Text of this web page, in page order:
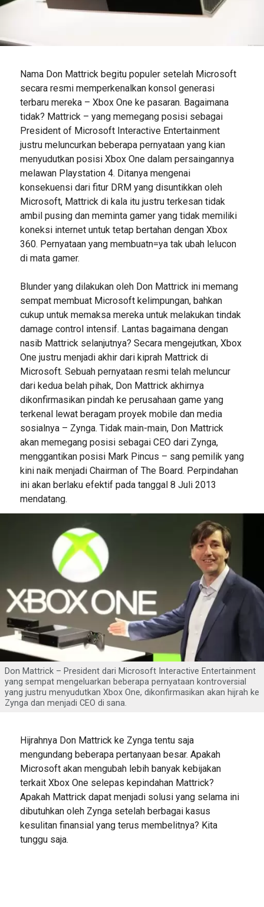
Nama Don Mattrick begitu populer setelah Microsoft
secara resmi memperkenalkan konsol generasi
terbaru mereka – Xbox One ke pasaran. Bagaimana
tidak? Mattrick – yang memegang posisi sebagai
President of Microsoft Interactive Entertainment
justru meluncurkan beberapa pernyataan yang kian
menyudutkan posisi Xbox One dalam persaingannya
melawan Playstation 4. Ditanya mengenai
konsekuensi dari fitur DRM yang disuntikkan oleh
Microsoft, Mattrick di kala itu justru terkesan tidak
ambil pusing dan meminta gamer yang tidak memiliki
koneksi internet untuk tetap bertahan dengan Xbox
360. Pernyataan yang membuatn=ya tak ubah lelucon
di mata gamer.
Blunder yang dilakukan oleh Don Mattrick ini memang
sempat membuat Microsoft kelimpungan, bahkan
cukup untuk memaksa mereka untuk melakukan tindak
damage control intensif. Lantas bagaimana dengan
nasib Mattrick selanjutnya? Secara mengejutkan, Xbox
One justru menjadi akhir dari kiprah Mattrick di
Microsoft. Sebuah pernyataan resmi telah meluncur
dari kedua belah pihak, Don Mattrick akhirnya
dikonfirmasikan pindah ke perusahaan game yang
terkenal lewat beragam proyek mobile dan media
sosialnya – Zynga. Tidak main-main, Don Mattrick
akan memegang posisi sebagai CEO dari Zynga,
menggantikan posisi Mark Pincus – sang pemilik yang
kini naik menjadi Chairman of The Board. Perpindahan
ini akan berlaku efektif pada tanggal 8 Juli 2013
mendatang.
Don Mattrick – President dari Microsoft Interactive Entertainment
yang sempat mengeluarkan beberapa pernyataan kontroversial
yang justru menyudutkan Xbox One, dikonfirmasikan akan hijrah ke
Zynga dan menjadi CEO di sana.
Hijrahnya Don Mattrick ke Zynga tentu saja
mengundang beberapa pertanyaan besar. Apakah
Microsoft akan mengubah lebih banyak kebijakan
terkait Xbox One selepas kepindahan Mattrick?
Apakah Mattrick dapat menjadi solusi yang selama ini
dibutuhkan oleh Zynga setelah berbagai kasus
kesulitan finansial yang terus membelitnya? Kita
tunggu saja.